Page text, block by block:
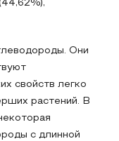
Они
свойств легко
растений. В
с длинной